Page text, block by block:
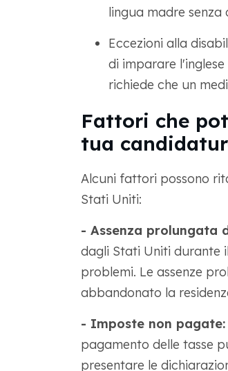
lingua madre
Eccezioni alla
di imparare
richiede che un
Fattori che
tua
Alcuni fattori possono
Stati Uniti:
- Assenza prolungata
dagli Stati Uniti durante
problemi. Le assenze
abbandonato la
- Imposte non pagate:
pagamento delle tasse
presentare le